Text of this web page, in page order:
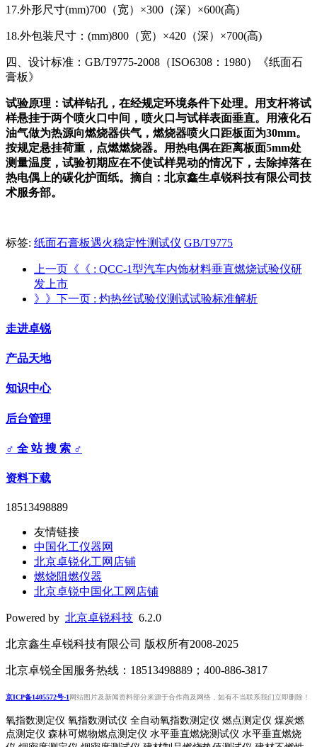
17.外形尺寸(mm)700（宽）×300（深）×600(高)
18.外包装尺寸：(mm)800（宽）×420（深）×700(高)
四、设计标准：GB/T9775-2008（ISO6308：1980）《纸面石
膏板》
试验原理：试样钻孔，在经规定环境条件下处理。用支杆将试
样悬挂于两个喷火口中间，喷火口与试样表面垂直。用液化石
油气做为热源向燃烧器供气，燃烧器喷火口距板面为30mm。
按规定悬挂荷重，点燃燃烧器。用热电偶在距离板面5mm处
测量温度，试验初期应在不使试样晃动的情况下，去除掉落在
热电偶上的碳化护面纸。摘自：北京鑫生卓锐科技有限公司技
术服务部。
标签: 纸面石膏板遇火稳定性测试仪 GB/T9775
上一页《《 : QCC-1型汽车内饰材料垂直燃烧试验仪研
发上市
》》下一页 : 灼热丝试验仪测试试验标准解析
走进卓锐
产品天地
知识中心
后台管理
♂ 全 站 搜 索 ♂
资料下载
18513498889
友情链接
中国化工仪器网
北京卓锐化工网店铺
燃烧阻燃仪器
北京卓锐中国化工网店铺
Powered by 北京卓锐科技 6.2.0
北京鑫生卓锐科技有限公司 版权所有2008-2025
北京卓锐全国服务热线：18513498889；400-886-3817
京ICP备1405572号-1网站图片及新闻资料部分来源于合作商及网络，如有不当联系我们立即删除！
氧指数测定仪 氧指数测试仪 全自动氧指数测定仪 燃点测定仪 煤炭燃
点测定仪 森林可燃物燃点测定仪 水平垂直燃烧测试仪 水平垂直燃烧